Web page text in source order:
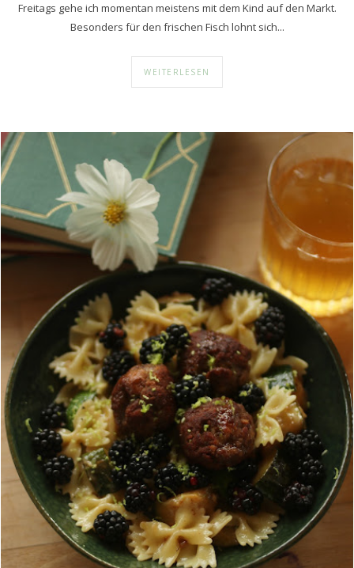
Freitags gehe ich momentan meistens mit dem Kind auf den Markt.
Besonders für den frischen Fisch lohnt sich...
WEITERLESEN